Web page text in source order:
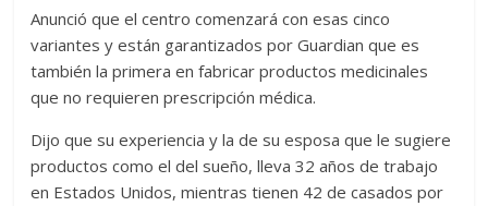
Anunció que el centro comenzará con esas cinco
variantes y están garantizados por Guardian que es
también la primera en fabricar productos medicinales
que no requieren prescripción médica.
Dijo que su experiencia y la de su esposa que le sugiere
productos como el del sueño, lleva 32 años de trabajo
en Estados Unidos, mientras tienen 42 de casados por